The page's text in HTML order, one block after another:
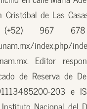
de Las
(+52) 967
index.php/
Editor
de Reserva de
203 e